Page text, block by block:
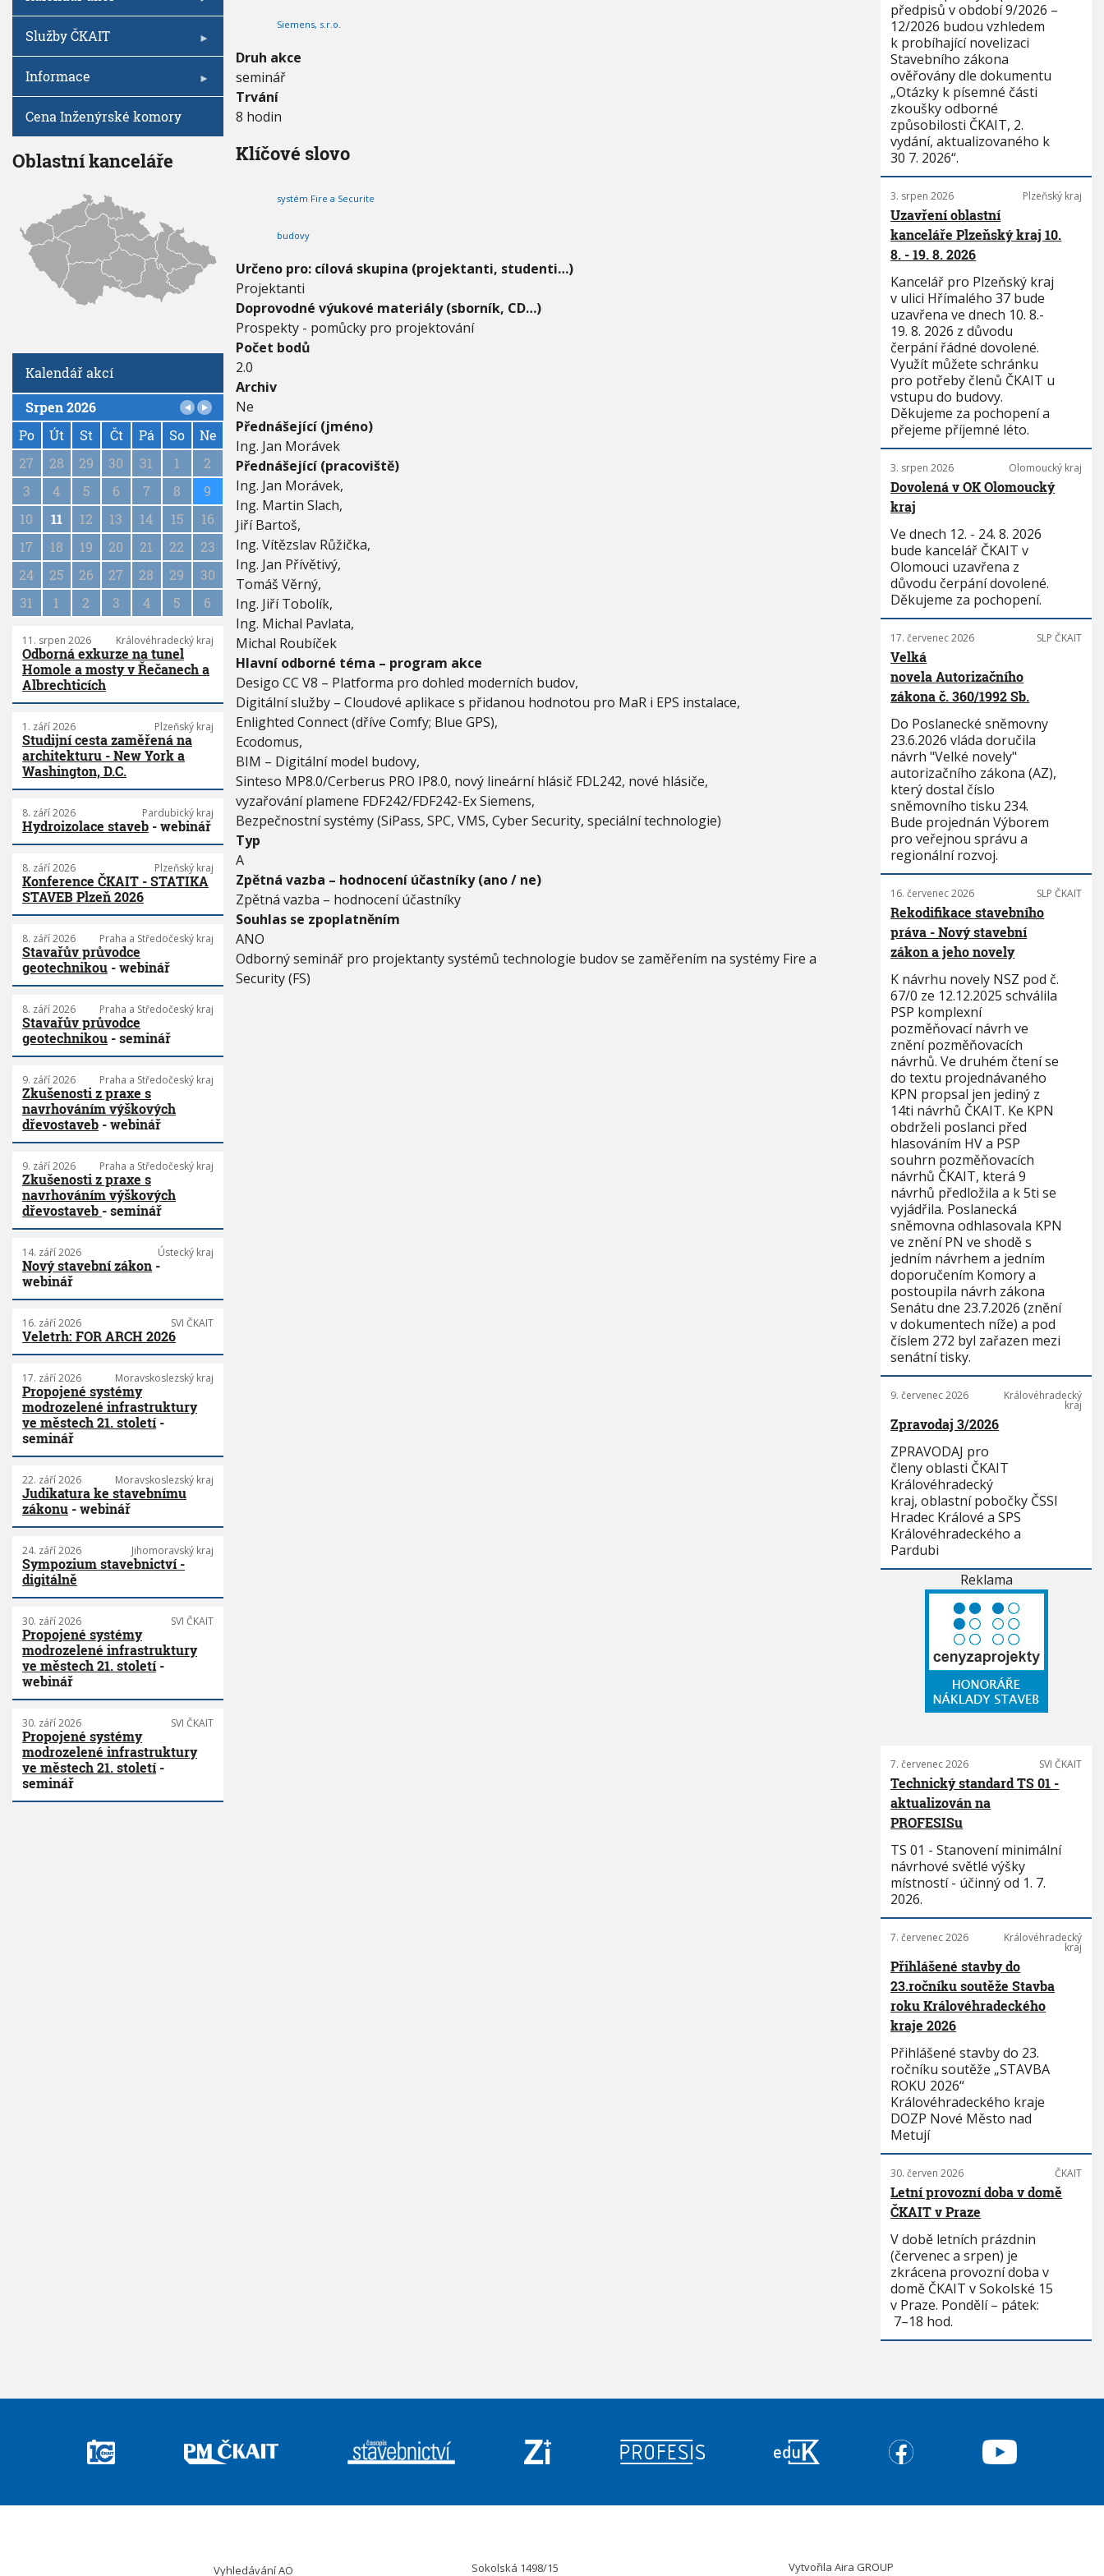
j
e
k
t
a
t
r
e
a
S
e
c
u
r
i
t
y
Siemens, s.r.o.
Druh akce
seminář
Trvání
8 hodin
Klíčové slovo
systém Fire a Securite
budovy
Určeno pro: cílová skupina (projektanti, studenti…)
Projektanti
Doprovodné výukové materiály (sborník, CD…)
Prospekty - pomůcky pro projektování
Počet bodů
2.0
Archiv
Ne
Přednášející (jméno)
Ing. Jan Morávek
Přednášející (pracoviště)
Ing. Jan Morávek,
Ing. Martin Slach,
Jiří Bartoš,
Ing. Vítězslav Růžička,
Ing. Jan Přívětivý,
Tomáš Věrný,
Ing. Jiří Tobolík,
Ing. Michal Pavlata,
Michal Roubíček
Hlavní odborné téma – program akce
Desigo CC V8 – Platforma pro dohled moderních budov,
Digitální služby – Cloudové aplikace s přidanou hodnotou pro MaR i EPS instalace,
Enlighted Connect (dříve Comfy; Blue GPS),
Ecodomus,
BIM – Digitální model budovy,
Sinteso MP8.0/Cerberus PRO IP8.0, nový lineární hlásič FDL242, nové hlásiče,
vyzařování plamene FDF242/FDF242-Ex Siemens,
Bezpečnostní systémy (SiPass, SPC, VMS, Cyber Security, speciální technologie)
Typ
A
Zpětná vazba – hodnocení účastníky (ano / ne)
Zpětná vazba – hodnocení účastníky
Souhlas se zpoplatněním
ANO
Odborný seminář pro projektanty systémů technologie budov se zaměřením na systémy Fire a
Security (FS)
Služby ČKAIT
Informace
Cena Inženýrské komory
Oblastní kanceláře
Kalendář akcí
P
a
g
a
i
o
n
Srpen 2026
Po
Út St Čt Pá So
Ne
27
28 29 30 31 1
2
3
4 5 6 7 8
9
10
11 12 13 14 15
16
17
18 19 20 21 22
23
24
25 26 27 28 29
30
31
1 2 3 4 5 6
11. srpen 2026 Královéhradecký kraj
Odborná exkurze na tunel
Homole a mosty v Řečanech a
Albrechticích
1. září 2026 Plzeňský kraj
Studijní cesta zaměřená na
architekturu - New York a
Washington, D.C.
8. září 2026 Pardubický kraj
Hydroizolace staveb - webinář
8. září 2026 Plzeňský kraj
Konference ČKAIT - STATIKA
STAVEB Plzeň 2026
8. září 2026 Praha a Středočeský kraj
Stavařův průvodce
geotechnikou - webinář
8. září 2026 Praha a Středočeský kraj
Stavařův průvodce
geotechnikou - seminář
9. září 2026 Praha a Středočeský kraj
Zkušenosti z praxe s
navrhováním výškových
dřevostaveb - webinář
9. září 2026 Praha a Středočeský kraj
Zkušenosti z praxe s
navrhováním výškových
dřevostaveb - seminář
14. září 2026 Ústecký kraj
Nový stavební zákon -
webinář
16. září 2026 SVI ČKAIT
Veletrh: FOR ARCH 2026
17. září 2026 Moravskoslezský kraj
Propojené systémy
modrozelené infrastruktury
ve městech 21. století-
seminář
22. září 2026 Moravskoslezský kraj
Judikatura ke stavebnímu
zákonu - webinář
24. září 2026 Jihomoravský kraj
Sympozium stavebnictví -
digitálně
30. září 2026 SVI ČKAIT
Propojené systémy
modrozelené infrastruktury
ve městech 21. století-
webinář
30. září 2026 SVI ČKAIT
Propojené systémy
modrozelené infrastruktury
ve městech 21. století-
seminář
předpisů v období 9/2026 –
12/2026 budou vzhledem
k probíhající novelizaci
Stavebního zákona
ověřovány dle dokumentu
„Otázky k písemné části
zkoušky odborné
způsobilosti ČKAIT, 2.
vydání, aktualizovaného k
30 7. 2026“.
3. srpen 2026 Plzeňský kraj
Uzavření oblastní
kanceláře Plzeňský kraj 10.
8. - 19. 8. 2026
Kancelář pro Plzeňský kraj
v ulici Hřímalého 37 bude
uzavřena ve dnech 10. 8.-
19. 8. 2026 z důvodu
čerpání řádné dovolené.
Využít můžete schránku
pro potřeby členů ČKAIT u
vstupu do budovy.
Děkujeme za pochopení a
přejeme příjemné léto.
3. srpen 2026 Olomoucký kraj
Dovolená v OK Olomoucký
kraj
Ve dnech 12. - 24. 8. 2026
bude kancelář ČKAIT v
Olomouci uzavřena z
důvodu čerpání dovolené.
Děkujeme za pochopení.
17. červenec 2026 SLP ČKAIT
Velká
novela Autorizačního
zákona č. 360/1992 Sb.
Do Poslanecké sněmovny
23.6.2026 vláda doručila
návrh "Velké novely"
autorizačního zákona (AZ),
který dostal číslo
sněmovního tisku 234.
Bude projednán Výborem
pro veřejnou správu a
regionální rozvoj.
16. červenec 2026 SLP ČKAIT
Rekodifikace stavebního
práva - Nový stavební
zákon a jeho novely
K návrhu novely NSZ pod č.
67/0 ze 12.12.2025 schválila
PSP komplexní
pozměňovací návrh ve
znění pozměňovacích
návrhů. Ve druhém čtení se
do textu projednávaného
KPN propsal jen jediný z
14ti návrhů ČKAIT. Ke KPN
obdrželi poslanci před
hlasováním HV a PSP
souhrn pozměňovacích
návrhů ČKAIT, která 9
návrhů předložila a k 5ti se
vyjádřila. Poslanecká
sněmovna odhlasovala KPN
ve znění PN ve shodě s
jedním návrhem a jedním
doporučením Komory a
postoupila návrh zákona
Senátu dne 23.7.2026 (znění
v dokumentech níže) a pod
číslem 272 byl zařazen mezi
senátní tisky.
9. červenec 2026 Královéhradecký
kraj
Zpravodaj 3/2026
ZPRAVODAJ pro
členy oblasti ČKAIT
Královéhradecký
kraj, oblastní pobočky ČSSI
Hradec Králové a SPS
Královéhradeckého a
Pardubi
Reklama
7. červenec 2026 SVI ČKAIT
Technický standard TS 01 -
aktualizován na
PROFESISu
TS 01 - Stanovení minimální
návrhové světlé výšky
místností - účinný od 1. 7.
2026.
7. červenec 2026 Královéhradecký
kraj
Přihlášené stavby do
23.ročníku soutěže Stavba
roku Královéhradeckého
kraje 2026
Přihlášené stavby do 23.
ročníku soutěže „STAVBA
ROKU 2026“
Královéhradeckého kraje
DOZP Nové Město nad
Metují
30. červen 2026 ČKAIT
Letní provozní doba v domě
ČKAIT v Praze
V době letních prázdnin
(červenec a srpen) je
zkrácena provozní doba v
domě ČKAIT v Sokolské 15
v Praze. Pondělí – pátek:
7–18 hod.
Vyhledávání AO Sokolská 1498/15 VytvořilaAira GROUP